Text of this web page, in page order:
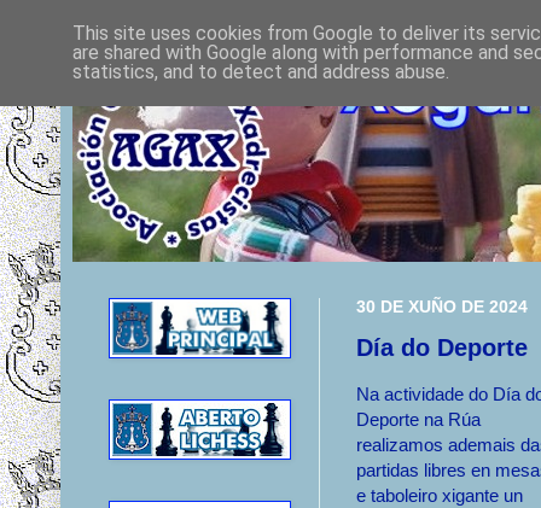
30 DE XUÑO DE 2024
Día do Deporte
Na actividade do Día
Deporte na Rúa
realizamos ademais
partidas libres en
e taboleiro xigante un
This site uses cookies from Google to deliver its
are shared with Google along with performance and
statistics, and to detect and address abuse.